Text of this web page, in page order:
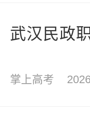
武汉民政
掌上高考